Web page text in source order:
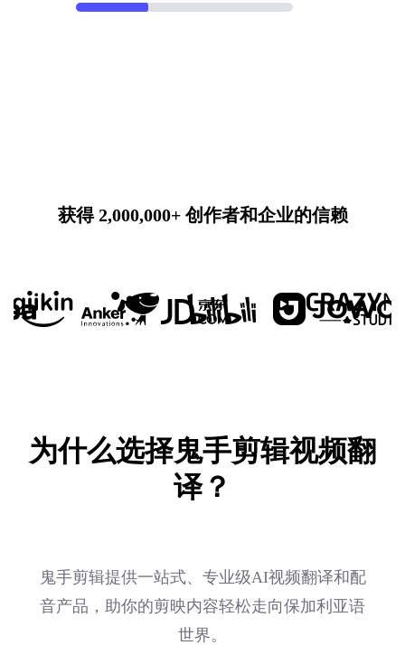
获得 2,000,000+ 创作者和企业的信赖
为什么选择鬼手剪辑视频翻
译？
鬼手剪辑提供一站式、专业级AI视频翻译和配
音产品，助你的剪映内容轻松走向保加利亚语
世界。